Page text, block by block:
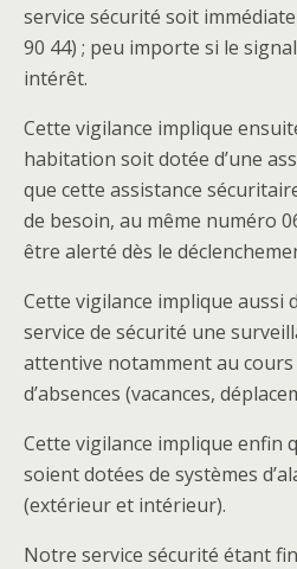
service sécurité soit
90 44) ; peu importe si le
intérêt.
Cette vigilance implique
habitation soit dotée d’une
que cette assistance
de besoin, au même numéro
être alerté dès le
Cette vigilance implique aussi
service de sécurité une
attentive notamment au cours
d’absences (vacances,
Cette vigilance implique enfin
soient dotées de systèmes
(extérieur et intérieur).
Notre service sécurité étant